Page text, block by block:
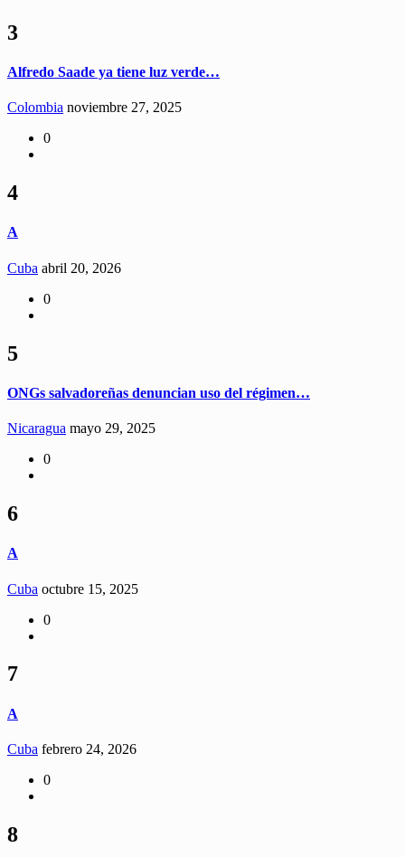
3
Alfredo Saade ya tiene luz verde…
Colombia noviembre 27, 2025
0
4
A
Cuba abril 20, 2026
0
5
ONGs salvadoreñas denuncian uso del régimen…
Nicaragua mayo 29, 2025
0
6
A
Cuba octubre 15, 2025
0
7
A
Cuba febrero 24, 2026
0
8